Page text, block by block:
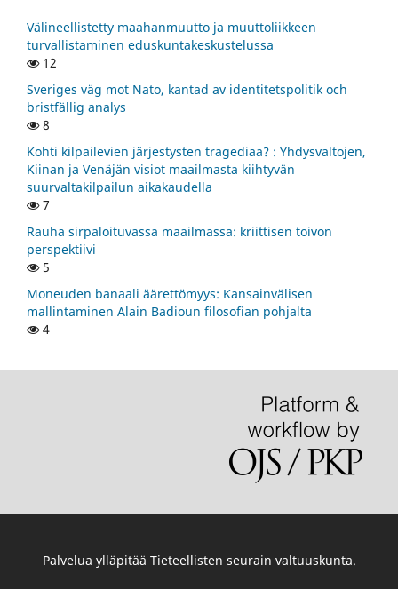
Välineellistetty maahanmuutto ja muuttoliikkeen
turvallistaminen eduskuntakeskustelussa
12
Sveriges väg mot Nato, kantad av identitetspolitik och
bristfällig analys
8
Kohti kilpailevien järjestysten tragediaa? : Yhdysvaltojen,
Kiinan ja Venäjän visiot maailmasta kiihtyvän
suurvaltakilpailun aikakaudella
7
Rauha sirpaloituvassa maailmassa: kriittisen toivon
perspektiivi
5
Moneuden banaali äärettömyys: Kansainvälisen
mallintaminen Alain Badioun filosofian pohjalta
4
Palvelua ylläpitää Tieteellisten seurain valtuuskunta.